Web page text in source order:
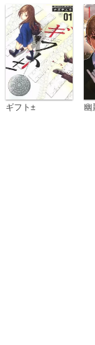
ギフト± 幽